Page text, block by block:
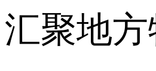
汇聚地